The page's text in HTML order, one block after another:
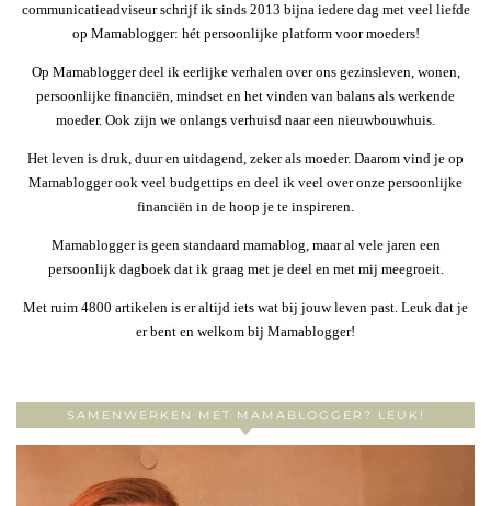
communicatieadviseur schrijf ik sinds 2013 bijna iedere dag met veel liefde
op Mamablogger: hét persoonlijke platform voor moeders!
Op Mamablogger deel ik eerlijke verhalen over ons gezinsleven, wonen,
persoonlijke financiën, mindset en het vinden van balans als werkende
moeder. Ook zijn we onlangs verhuisd naar een nieuwbouwhuis.
Het leven is druk, duur en uitdagend, zeker als moeder. Daarom vind je op
Mamablogger ook veel budgettips en deel ik veel over onze persoonlijke
financiën in de hoop je te inspireren.
Mamablogger is geen standaard mamablog, maar al vele jaren een
persoonlijk dagboek dat ik graag met je deel en met mij meegroeit.
Met ruim 4800 artikelen is er altijd iets wat bij jouw leven past. Leuk dat je
er bent en welkom bij Mamablogger!
SAMENWERKEN MET MAMABLOGGER? LEUK!